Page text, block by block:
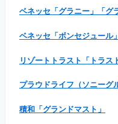
ベネッセ「グラニー」「グ
ベネッセ「ボンセジュール」
リゾートトラスト「トラス
プラウドライフ（ソニーグ
積和「グランドマスト」